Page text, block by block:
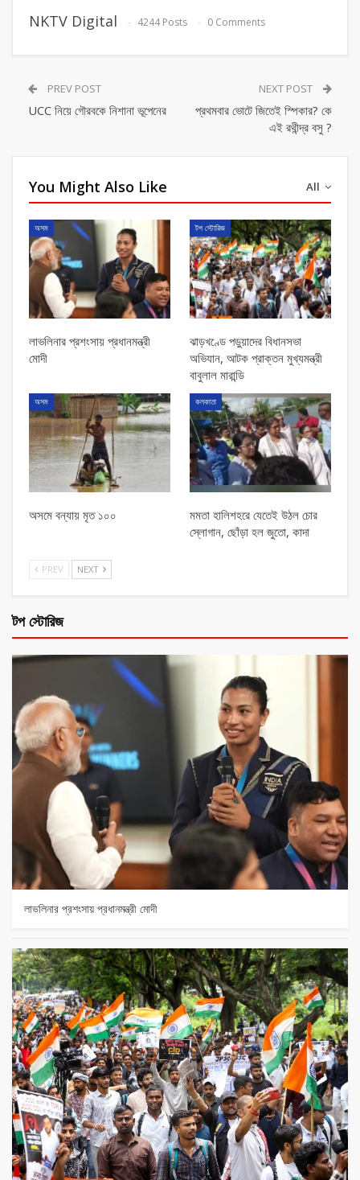
NKTV Digital 4244 Posts 0 Comments
PREV POST
UCC নিয়ে গৌরবকে নিশানা ভূপেনের
NEXT POST
প্রথমবার ভোটে জিতেই স্পিকার? কে
এই রথীন্দ্র বসু ?
All
You Might Also Like
অসম
লাভলিনার প্রশংসায় প্রধানমন্ত্রী
মোদী
টপ স্টোরিজ
ঝাড়খণ্ডে পড়ুয়াদের বিধানসভা
অভিযান, আটক প্রাক্তন মুখ্যমন্ত্রী
বাবুলাল মারান্ডি
অসম
অসমে বন্যায় মৃত ১০০
কলকাতা
মমতা হালিশহরে যেতেই উঠল চোর
স্লোগান, ছোঁড়া হল জুতো, কাদা
PREV NEXT
টপ স্টোরিজ
লাভলিনার প্রশংসায় প্রধানমন্ত্রী মোদী